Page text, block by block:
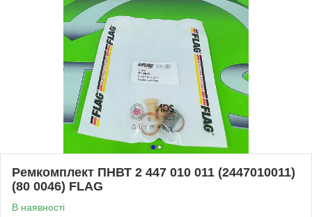
Ремкомплект ПНВТ 2 447 010 011 (2447010011)
(80 0046) FLAG
В наявності